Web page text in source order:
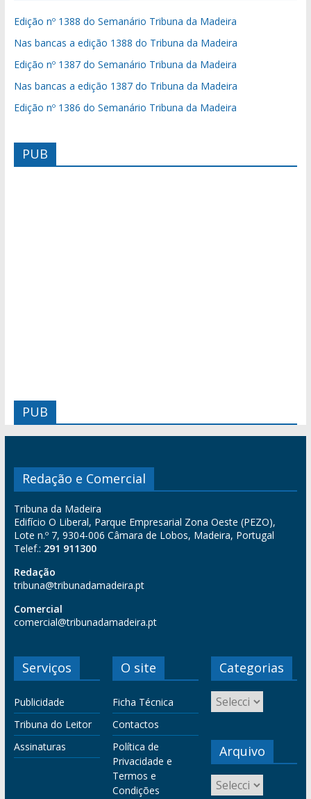
Edição nº 1388 do Semanário Tribuna da Madeira
Nas bancas a edição 1388 do Tribuna da Madeira
Edição nº 1387 do Semanário Tribuna da Madeira
Nas bancas a edição 1387 do Tribuna da Madeira
Edição nº 1386 do Semanário Tribuna da Madeira
PUB
PUB
Redação e Comercial
Tribuna da Madeira
Edifício O Liberal, Parque Empresarial Zona Oeste (PEZO),
Lote n.º 7, 9304-006 Câmara de Lobos, Madeira, Portugal
Telef.: 291 911300
Redação
tribuna@tribunadamadeira.pt
Comercial
comercial@tribunadamadeira.pt
Serviços
Publicidade
Tribuna do Leitor
Assinaturas
O site
Ficha Técnica
Contactos
Política de
Privacidade e
Termos e
Condições
Categorias
Arquivo